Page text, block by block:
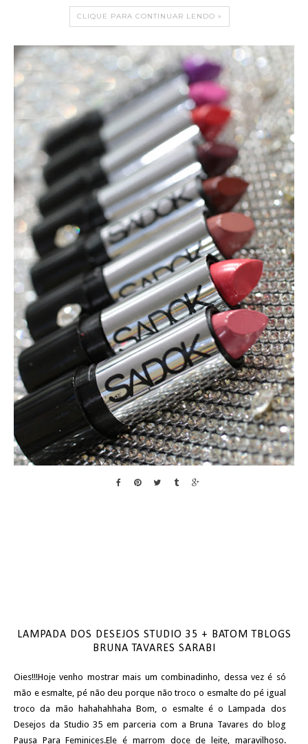
CLIQUE PARA CONTINUAR LENDO »
LAMPADA DOS DESEJOS STUDIO 35 + BATOM TBLOGS
BRUNA TAVARES SARABI
Oies!!!Hoje venho mostrar mais um combinadinho, dessa vez é só
mão e esmalte, pé não deu porque não troco o esmalte do pé igual
troco da mão hahahahhaha Bom, o esmalte é o Lampada dos
Desejos da Studio 35 em parceria com a Bruna Tavares do blog
Pausa Para Feminices.Ele é marrom doce de leite, maravilhoso.